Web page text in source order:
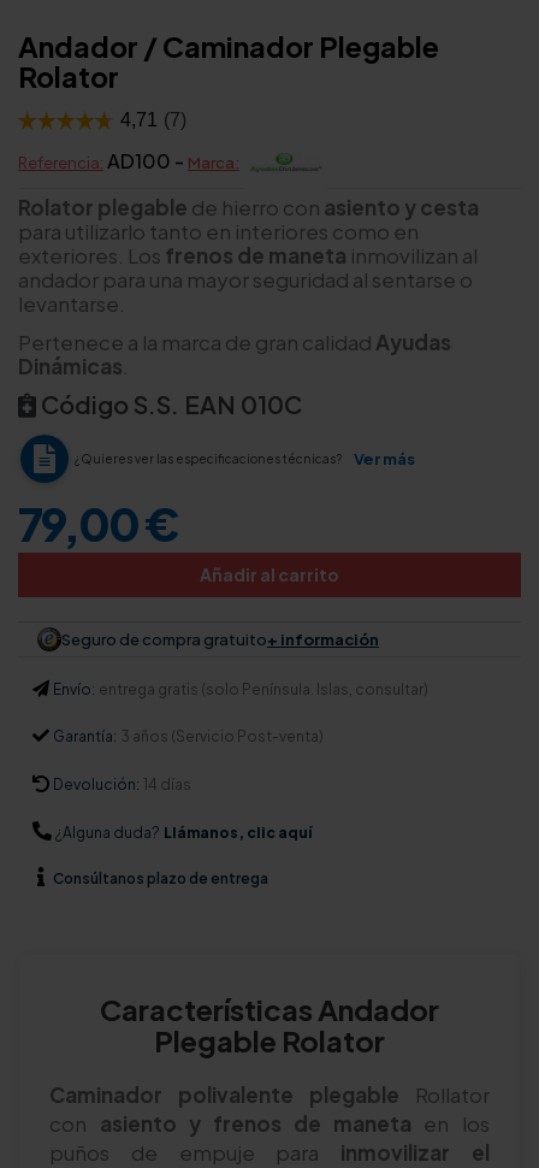
Andador / Caminador Plegable
Rolator
Referencia: AD100 - Marca:
Rolator plegable de hierro con asiento y cesta
para utilizarlo tanto en interiores como en
exteriores. Los frenos de maneta inmovilizan al
andador para una mayor seguridad al sentarse o
levantarse.
Pertenece a la marca de gran calidad Ayudas
Dinámicas
Código S.S. EAN 010C
¿Quieres ver las especificaciones técnicas? Ver más
79,00 €
Añadir al carrito
Seguro de compra gratuito+ información
Envío: entrega gratis (solo Península. Islas, consultar)
Garantía: 3 años (Servicio Post-venta)
Devolución: 14 días
¿Alguna duda? Llámanos, clic aquí
Consúltanos plazo de entrega
Características Andador
Plegable Rolator
Caminador polivalente plegable Rollator
con asiento y frenos de maneta en los
puños de empuje para inmovilizar el